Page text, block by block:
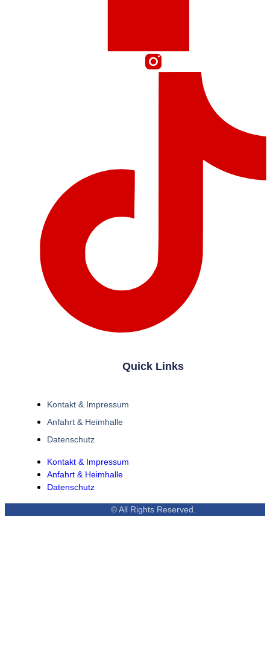
Quick Links
Kontakt & Impressum
Anfahrt & Heimhalle
Datenschutz
Kontakt & Impressum
Anfahrt & Heimhalle
Datenschutz
© All Rights Reserved.